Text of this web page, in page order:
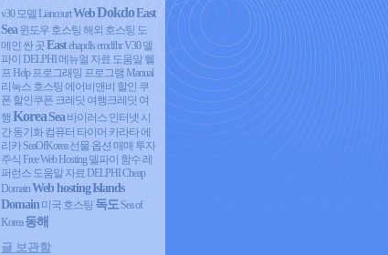
v30 모델 LiancourtWebDokdoEast
Sea 윈도우 호스팅 해외 호스팅 도
메인 싼 곳Eastehapdls emdfhrV30 델
파이 DELPHI 메뉴얼 자료 도움말 헬
프 Help 프로그래밍 프로그램 Manual
리눅스 호스팅 에어비앤비 할인 쿠
폰 할인쿠폰 크레딧 여행크레딧 여
행 KoreaSea 바이러스 인터넷 시
간 동기화 컴퓨터 타이머 카라타 에
리카 SeaOfKorea 선물 옵션 매매 투자
주식 Free Web Hosting 델파이 함수 레
퍼런스 도움말 자료 DELPHI Cheap
DomainWeb hostingIslands
Domain 미국 호스팅 독도 Sea of
Korea 동해
글 보관함